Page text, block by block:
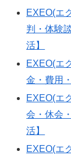
4o-
mini;
tokens=1629;
when=2025-
13T01:15:48Z;
slug=exeo-
reviews-
exeo-
EXEO(エ
判・体験
活】
EXEO(エ
金・費用
EXEO(エ
会・休会
活】
EXEO(エ